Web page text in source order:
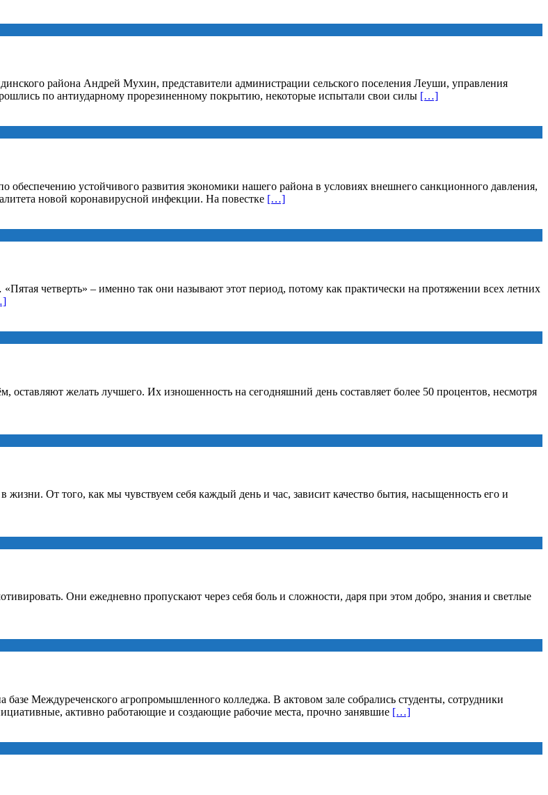
района Андрей Мухин, представители администрации сельского поселения Леуши, управления
по антиударному прорезиненному покрытию, некоторые испытали свои силы […]
устойчивого развития экономики нашего района в условиях внешнего санкционного давления,
новой коронавирусной инфекции. На повестке […]
четверть» – именно так они называют этот период, потому как практически на протяжении всех летних
желать лучшего. Их изношенность на сегодняшний день составляет более 50 процентов, несмотря
жизни. От того, как мы чувствуем себя каждый день и час, зависит качество бытия, насыщенность его и
Они ежедневно пропускают через себя боль и сложности, даря при этом добро, знания и светлые
Междуреченского агропромышленного колледжа. В актовом зале собрались студенты, сотрудники
активно работающие и создающие рабочие места, прочно занявшие […]